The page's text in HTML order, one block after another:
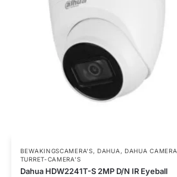
BEWAKINGSCAMERA'S,DAHUA , DAHUA CAMERA
TURRET-CAMERA'S
Dahua HDW2241T-S 2MP D/N IR Eyeball